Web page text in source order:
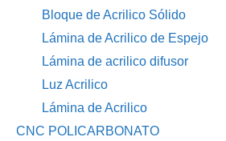
Bloque de Acrilico Sólido
Lámina de Acrilico de Espejo
Lámina de acrilico difusor
Luz Acrilico
Lámina de Acrilico
CNC POLICARBONATO